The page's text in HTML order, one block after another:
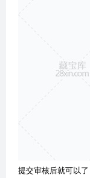
提交审核后就可以